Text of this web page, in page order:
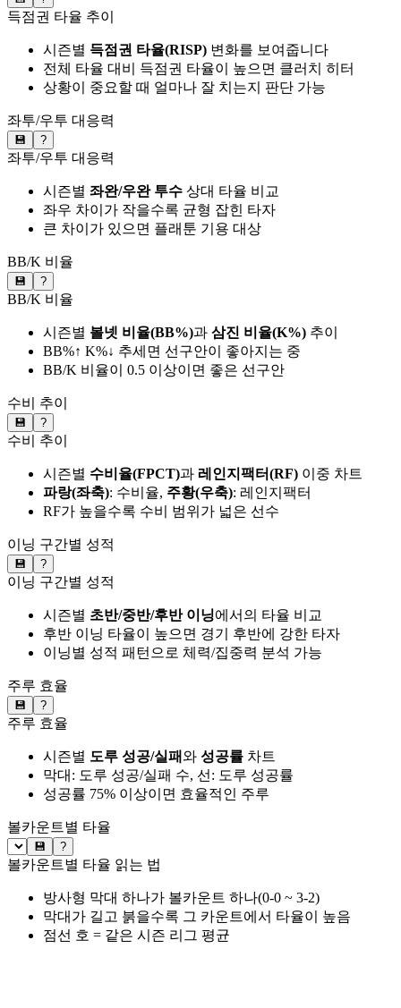
득점권 타율 추이
시즌별 득점권 타율(RISP) 변화를 보여줍니다
전체 타율 대비 득점권 타율이 높으면 클러치 히터
상황이 중요할 때 얼마나 잘 치는지 판단 가능
좌투/우투 대응력
💾 ?
좌투/우투 대응력
시즌별 좌완/우완 투수 상대 타율 비교
좌우 차이가 작을수록 균형 잡힌 타자
큰 차이가 있으면 플래툰 기용 대상
BB/K 비율
💾 ?
BB/K 비율
시즌별 볼넷 비율(BB%)과 삼진 비율(K%) 추이
BB%↑ K%↓ 추세면 선구안이 좋아지는 중
BB/K 비율이 0.5 이상이면 좋은 선구안
수비 추이
💾 ?
수비 추이
시즌별 수비율(FPCT)과 레인지팩터(RF) 이중 차트
파랑(좌축): 수비율, 주황(우축): 레인지팩터
RF가 높을수록 수비 범위가 넓은 선수
이닝 구간별 성적
💾 ?
이닝 구간별 성적
시즌별 초반/중반/후반 이닝에서의 타율 비교
후반 이닝 타율이 높으면 경기 후반에 강한 타자
이닝별 성적 패턴으로 체력/집중력 분석 가능
주루 효율
💾 ?
주루 효율
시즌별 도루 성공/실패와 성공률 차트
막대: 도루 성공/실패 수, 선: 도루 성공률
성공률 75% 이상이면 효율적인 주루
볼카운트별 타율
💾 ?
볼카운트별 타율 읽는 법
방사형 막대 하나가 볼카운트 하나(0-0 ~ 3-2)
막대가 길고 붉을수록 그 카운트에서 타율이 높음
점선 호 = 같은 시즌 리그 평균